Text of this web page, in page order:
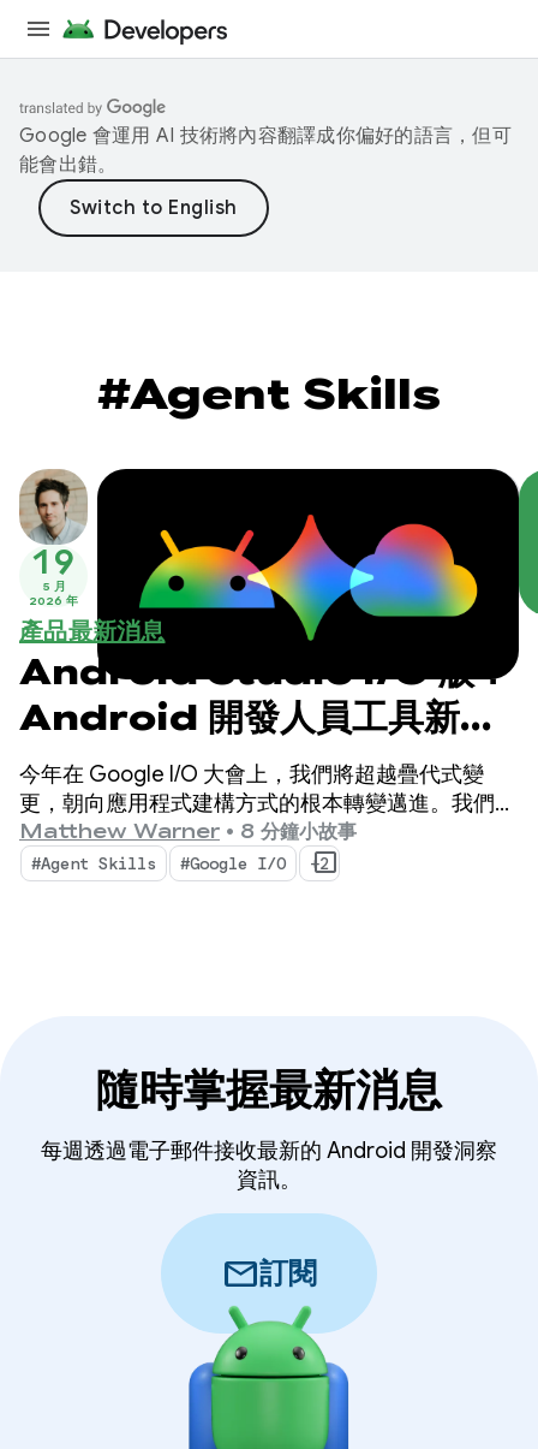
Google 會運用 AI 技術將內容翻譯成你偏好的語言，但可
能會出錯。
#Agent Skills
19
5 月
2026 年
產品最新消息
Android Studio I/O 版：
Android 開發人員工具新功
能
今年在 Google I/O 大會上，我們將超越疊代式變
更，朝向應用程式建構方式的根本轉變邁進。我們最
新推出的工具專為 AI 代理時代而生，不僅能提升
Android 開發人員的工作效率，還能強化您在程式碼
集部署的 AI 代理。
Matthew Warner • 8 分鐘小故事
#Agent Skills #Google I/O +2
隨時掌握最新消息
每週透過電子郵件接收最新的 Android 開發洞察
資訊。
mail訂閱